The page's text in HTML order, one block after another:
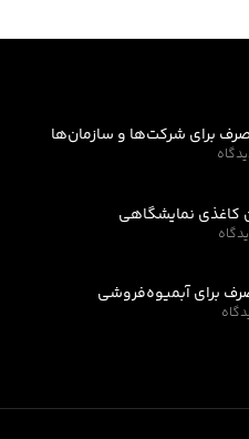
برای شرکت‌ها و سازمان‌ها
کاغذی نمایشگاهی
برای آبمیوه‌فروشی